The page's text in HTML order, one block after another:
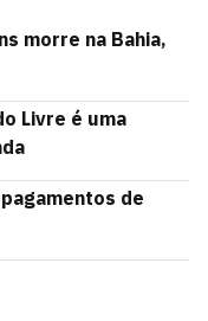
morre na Bahia,
Livre é uma
de